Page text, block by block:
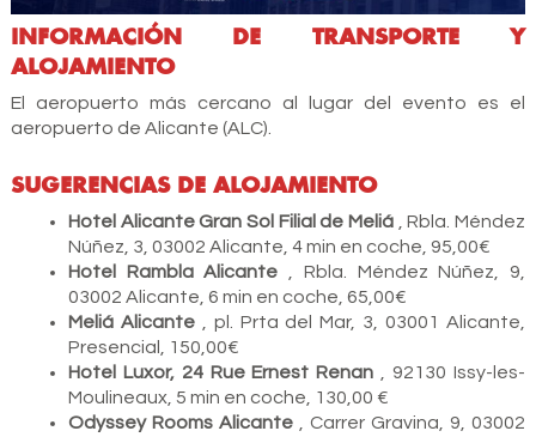
INFORMACIÓN DE TRANSPORTE Y
ALOJAMIENTO
El aeropuerto más cercano al lugar del evento es el
aeropuerto de Alicante (ALC).
SUGERENCIAS DE ALOJAMIENTO
Hotel Alicante Gran Sol Filial de Meliá , Rbla. Méndez
Núñez, 3, 03002 Alicante, 4 min en coche, 95,00€
Hotel Rambla Alicante , Rbla. Méndez Núñez, 9,
03002 Alicante, 6 min en coche, 65,00€
Meliá Alicante, pl. Prta del Mar, 3, 03001 Alicante,
Presencial, 150,00€
Hotel Luxor, 24 Rue Ernest Renan , 92130 Issy-les-
Moulineaux, 5 min en coche, 130,00 €
Odyssey Rooms Alicante, Carrer Gravina, 9, 03002